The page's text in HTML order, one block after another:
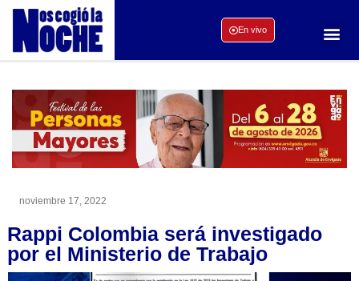
En vivo
noviembre 17, 2022
Rappi Colombia será investigado
por el Ministerio de Trabajo